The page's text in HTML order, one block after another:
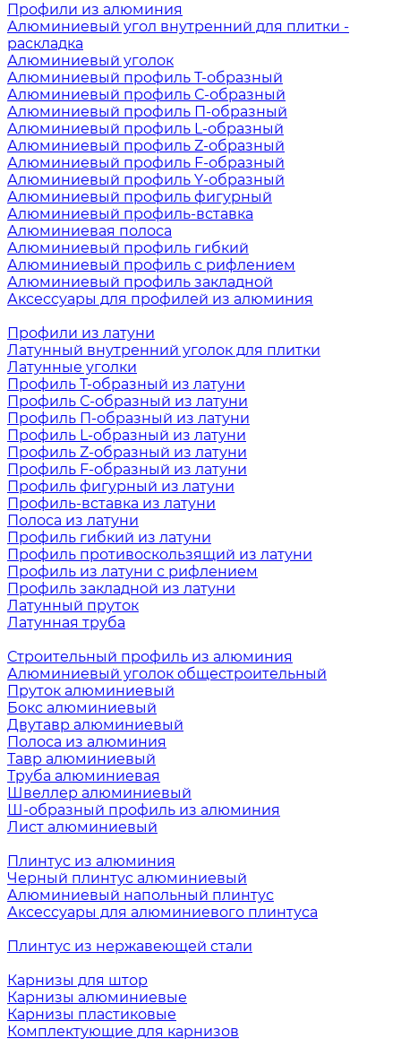
Профили из алюминия
Алюминиевый угол внутренний для плитки -
раскладка
Алюминиевый уголок
Алюминиевый профиль Т-образный
Алюминиевый профиль С-образный
Алюминиевый профиль П-образный
Алюминиевый профиль L-образный
Алюминиевый профиль Z-образный
Алюминиевый профиль F-образный
Алюминиевый профиль Y-образный
Алюминиевый профиль фигурный
Алюминиевый профиль-вставка
Алюминиевая полоса
Алюминиевый профиль гибкий
Алюминиевый профиль с рифлением
Алюминиевый профиль закладной
Аксессуары для профилей из алюминия
Профили из латуни
Латунный внутренний уголок для плитки
Латунные уголки
Профиль Т-образный из латуни
Профиль С-образный из латуни
Профиль П-образный из латуни
Профиль L-образный из латуни
Профиль Z-образный из латуни
Профиль F-образный из латуни
Профиль фигурный из латуни
Профиль-вставка из латуни
Полоса из латуни
Профиль гибкий из латуни
Профиль противоскользящий из латуни
Профиль из латуни с рифлением
Профиль закладной из латуни
Латунный пруток
Латунная труба
Строительный профиль из алюминия
Алюминиевый уголок общестроительный
Пруток алюминиевый
Бокс алюминиевый
Двутавр алюминиевый
Полоса из алюминия
Тавр алюминиевый
Труба алюминиевая
Швеллер алюминиевый
Ш-образный профиль из алюминия
Лист алюминиевый
Плинтус из алюминия
Черный плинтус алюминиевый
Алюминиевый напольный плинтус
Аксессуары для алюминиевого плинтуса
Плинтус из нержавеющей стали
Карнизы для штор
Карнизы алюминиевые
Карнизы пластиковые
Комплектующие для карнизов